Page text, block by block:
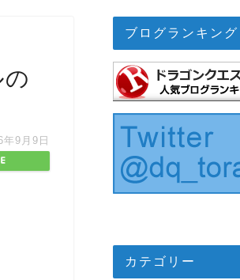
年9月9日
ブログランキン
カテゴリー